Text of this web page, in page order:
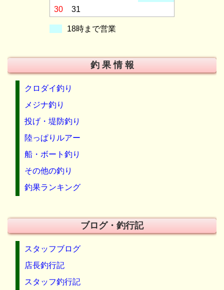
30
31
18時まで営業
釣 果 情 報
クロダイ釣り
メジナ釣り
投げ・堤防釣り
陸っぱりルアー
船・ボート釣り
その他の釣り
釣果ランキング
ブログ・釣行記
スタッフブログ
店長釣行記
スタッフ釣行記